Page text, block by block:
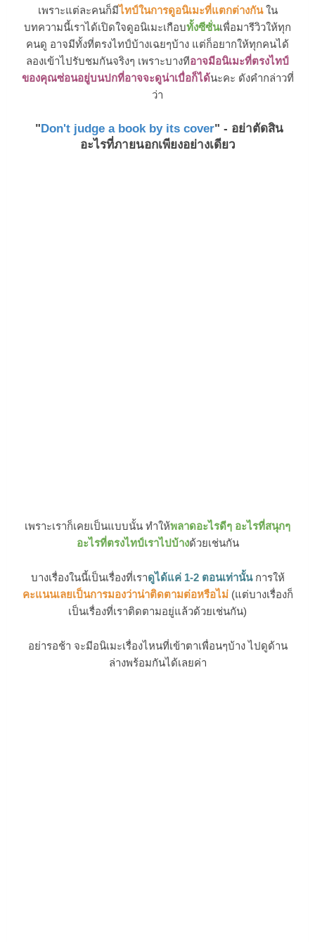
เพราะแต่ละคนก็มีไทป์ในการดูอนิเมะที่แตกต่างกันใน
บทความนี้เราได้เปิดใจดูอนิเมะเกือบทั้งซีซั่นเพื่อมารีวิวให้ทุก
คนดู อาจมีทั้งที่ตรงไทป์บ้างเฉยๆบ้าง แต่ก็อยากให้ทุกคนได้
ลองเข้าไปรับชมกันจริงๆ เพราะบางทีอาจมีอนิเมะที่ตรงไทป์
ของคุณซ่อนอยู่บนปกที่อาจจะดูน่าเบื่อก็ได้นะคะ ดังคำกล่าวที่
ว่า
"Don't judge a book by its cover" - อย่าตัดสิน
อะไรที่ภายนอกเพียงอย่างเดียว
เพราะเราก็เคยเป็นแบบนั้น ทำให้พลาดอะไรดีๆ อะไรที่สนุกๆ
อะไรที่ตรงไทป์เราไปบ้างด้วยเช่นกัน
บางเรื่องในนี้เป็นเรื่องที่เราดูได้แค่ 1-2 ตอนเท่านั้นการให้
คะแนนเลยเป็นการมองว่าน่าติดตามต่อหรือไม่(แต่บางเรื่องก็
เป็นเรื่องที่เราติดตามอยู่แล้วด้วยเช่นกัน)
อย่ารอช้า จะมีอนิเมะเรื่องไหนที่เข้าตาเพื่อนๆบ้าง ไปดูด้าน
ล่างพร้อมกันได้เลยค่า